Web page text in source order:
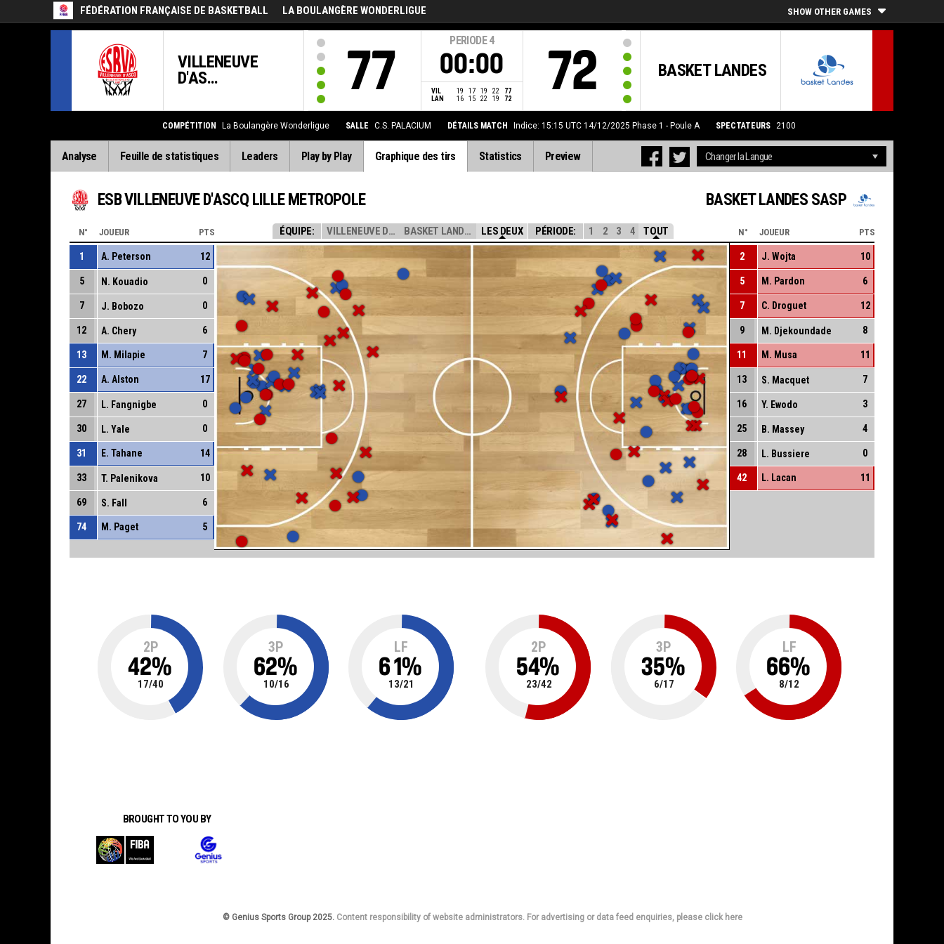
FÉDÉRATION FRANÇAISE DE BASKETBALL LA BOULANGÈRE WONDERLIGUE SHOW OTHER GAMES
VILLENEUVE
D'AS...
77
PERIODE 4
00:00
VIL 19 17 19 22
77
LAN
16 15 22 19 72
BASKET LANDES
72
COMPÉTITION La Boulangère Wonderligue SALLE C.S. PALACIUM DÉTAILS MATCH Indice: 15:15 UTC 14/12/2025 Phase 1 - Poule A SPECTATEURS 2100
Analyse Feuille de statistiques Leaders Play by Play Graphique des tirs Statistics Preview
ESB VILLENEUVE D'ASCQ LILLE METROPOLE BASKET LANDES SASP
ÉQUIPE: VILLENEUVE D'AS... BASKET LANDES LES DEUX PÉRIODE: 1 2 3 4 TOUT
N° JOUEUR PTS
1 A. Peterson 12
5 N. Kouadio 0
7 J. Bobozo 0
12 A. Chery 6
13 M. Milapie 7
22 A. Alston 17
27 L. Fangnigbe 0
30 L. Yale 0
31 E. Tahane 14
33 T. Palenikova 10
69 S. Fall 6
74 M. Paget 5
N° JOUEUR PTS
2 J. Wojta 10
5 M. Pardon 6
7 C. Droguet 12
9 M. Djekoundade 8
11 M. Musa 11
13 S. Macquet 7
16 Y. Ewodo 3
25 B. Massey 4
28 L. Bussiere 0
42 L. Lacan 11
2P
42%
17/40
3P
62%
10/16
LF
61%
13/21
2P
54%
23/42
3P
35%
6/17
LF
66%
8/12
BROUGHT TO YOU BY
© Genius Sports Group 2025. Content responsibility of website administrators. For advertising or data feed enquiries, please click here